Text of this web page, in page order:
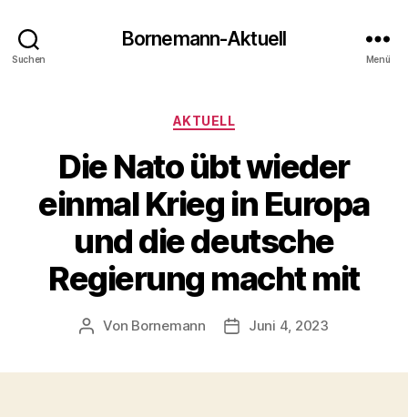
Suchen
Bornemann-Aktuell
Menü
Kategorien
AKTUELL
Die Nato übt wieder
einmal Krieg in Europa
und die deutsche
Regierung macht mit
Beitragsautor
Von Bornemann Veröffentlichungsdatum
Juni 4, 2023